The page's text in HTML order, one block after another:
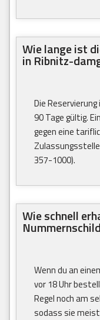
Wie lange ist
in Ribnitz-
Die
90 Tage gültig.
gegen eine
357-1000).
Wie schnell
Wenn du an
vor 18 Uhr
Regel noch am
sodass sie